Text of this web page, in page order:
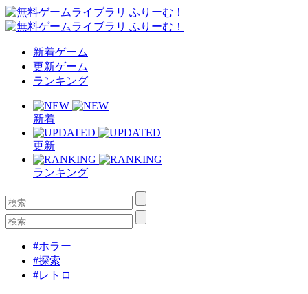
新着ゲーム
更新ゲーム
ランキング
新着
更新
ランキング
#ホラー
#探索
#レトロ